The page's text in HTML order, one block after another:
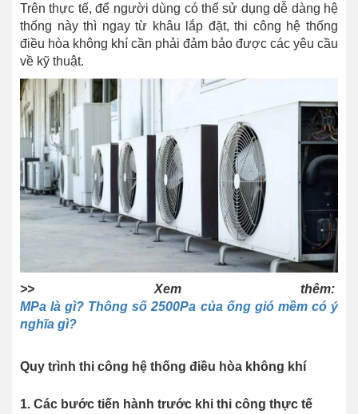
Trên thực tế, để người dùng có thể sử dụng dễ dàng hệ
thống này thì ngay từ khâu lắp đặt, thi công hệ thống
điều hòa không khí cần phải đảm bảo được các yêu cầu
về kỹ thuật.
>> Xem thêm:
MPa là gì? Thông số 2500Pa của ống gió mềm có ý
nghĩa gì?
Quy trình thi công hệ thống điều hòa không khí
1. Các bước tiến hành trước khi thi công thực tế